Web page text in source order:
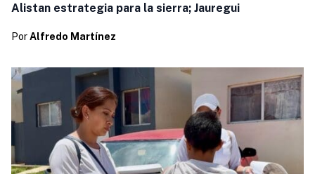
Alistan estrategia para la sierra; Jauregui
Por Alfredo Martínez